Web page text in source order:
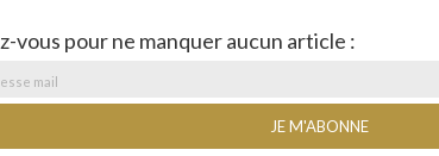
vous pour ne manquer aucun article :